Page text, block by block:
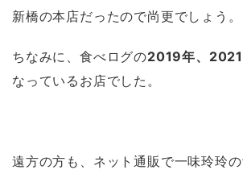
新橋の本店だったので尚更でしょう。
ちなみに、食べログの2019年、2021
なっているお店でした。
遠方の方も、ネット通販で一味玲玲